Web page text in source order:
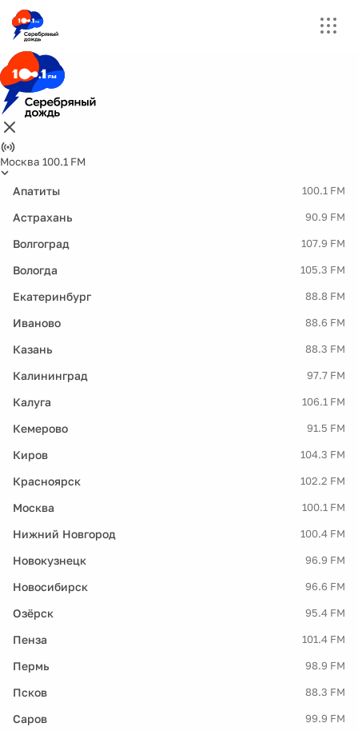
Москва 100.1 FM
Апатиты 100.1 FM
Астрахань 90.9 FM
Волгоград 107.9 FM
Вологда 105.3 FM
Екатеринбург 88.8 FM
Иваново 88.6 FM
Казань 88.3 FM
Калининград 97.7 FM
Калуга 106.1 FM
Кемерово 91.5 FM
Киров 104.3 FM
Красноярск 102.2 FM
Москва 100.1 FM
Нижний Новгород 100.4 FM
Новокузнецк 96.9 FM
Новосибирск 96.6 FM
Озёрск 95.4 FM
Пенза 101.4 FM
Пермь 98.9 FM
Псков 88.3 FM
Саров 99.9 FM